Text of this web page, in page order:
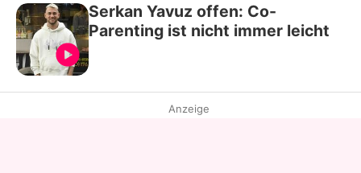
Serkan Yavuz offen: Co-
Parenting ist nicht immer leicht
Anzeige